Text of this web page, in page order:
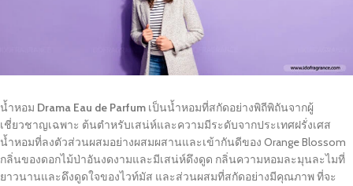
น้ำหอม Drama Eau de Parfum เป็นน้ำหอมที่สกัดอย่างพิถีพิถันจากผู้
เชี่ยวชาญเฉพาะ ต้นตำหรับเสน่ห์และความมีระดับจากประเทศฝรั่งเศส
น้ำหอมที่ลงตัวส่วนผสมอย่างผสมผสานและเข้ากันดีของ Orange Blossom
กลิ่นของดอกไม้ป่าอันงดงามและมีเสน่ห์ดึงดูด กลิ่นความหอมละมุนละไมที่
ยาวนานและดึงดูดใจของไวท์มัส และส่วนผสมที่สกัดอย่างมีคุณภาพ ที่จะ